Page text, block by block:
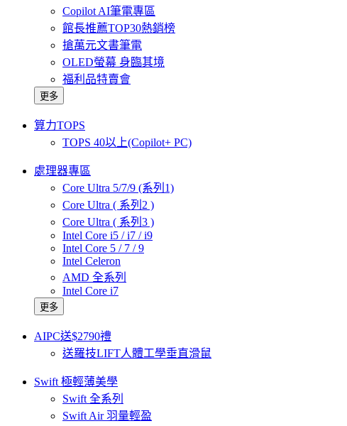
Copilot AI筆電專區
館長推薦TOP30熱銷榜
搶萬元文書筆電
OLED螢幕 身臨其境
福利品特賣會
更多
算力TOPS
TOPS 40以上(Copilot+ PC)
處理器專區
Core Ultra 5/7/9 (系列1)
Core Ultra ( 系列2 )
Core Ultra ( 系列3 )
Intel Core i5 / i7 / i9
Intel Core 5 / 7 / 9
Intel Celeron
AMD 全系列
Intel Core i7
更多
AIPC送$2790禮
送羅技LIFT人體工學垂直滑鼠
Swift 極輕薄美學
Swift 全系列
Swift Air 羽量輕盈